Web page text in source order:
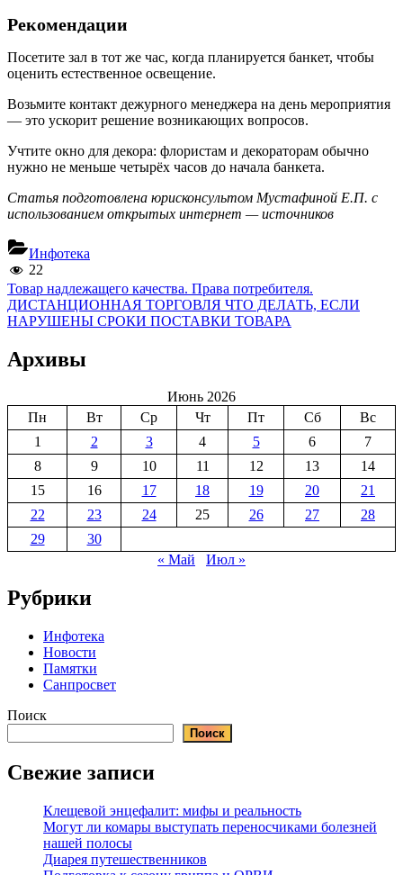
Рекомендации
Посетите зал в тот же час, когда планируется банкет, чтобы
оценить естественное освещение.
Возьмите контакт дежурного менеджера на день мероприятия
— это ускорит решение возникающих вопросов.
Учтите окно для декора: флористам и декораторам обычно
нужно не меньше четырёх часов до начала банкета.
Статья подготовлена юрисконсультом Мустафиной Е.П. с
использованием открытых интернет — источников
Инфотека
22
Навигация
по
Previous
Post:
Товар надлежащего качества. Права потребителя.
Next
Post:
ДИСТАНЦИОННАЯ ТОРГОВЛЯ ЧТО ДЕЛАТЬ, ЕСЛИ
НАРУШЕНЫ СРОКИ ПОСТАВКИ ТОВАРА
Архивы
Июнь 2026
Пн
Вт Ср Чт Пт Сб
Вс
1
2 3 4 5 6
7
8
9 10 11 12 13
14
15
16 17 18 19 20
21
22
23 24 25 26 27
28
29
30
« Май
Июл »
Рубрики
Инфотека
Новости
Памятки
Санпросвет
Поиск
Поиск
Свежие записи
Клещевой энцефалит: мифы и реальность
Могут ли комары выступать переносчиками болезней
нашей полосы
Диарея путешественников